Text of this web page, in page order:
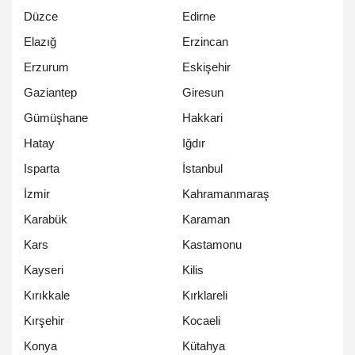
Düzce
Edirne
Elazığ
Erzincan
Erzurum
Eskişehir
Gaziantep
Giresun
Gümüşhane
Hakkari
Hatay
Iğdır
Isparta
İstanbul
İzmir
Kahramanmaraş
Karabük
Karaman
Kars
Kastamonu
Kayseri
Kilis
Kırıkkale
Kırklareli
Kırşehir
Kocaeli
Konya
Kütahya